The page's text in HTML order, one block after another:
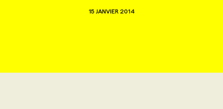
CAMPAGNES ET CRÉATIVITÉ
NOUVEAUX MANDATS
TOUTES LES CHRONIQUES
MARKETING ET COMMUNICATION
VOIR TOUTES LES PARUTIONS
INFOLETTRE EN BREF
BULLETIN RECRUTEMENT
AFFICHEZ UN POSTE / TARIFS
CANDIDAT
NOS CONFÉRENCES
FORMATIONS
15 JANVIER 2014